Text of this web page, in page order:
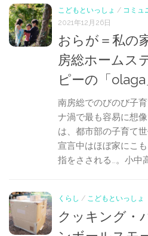
こどもといっしょ / コミュ
2021年12月26日
おらが＝私の
房総ホームス
ピーの「
南房総でのびのび子
ナ渦で最も容易に想
は、都市部の子育て
宣言中はほぼ家にこ
指をさされる…。小中
くらし / こどもといっしょ
クッキング・